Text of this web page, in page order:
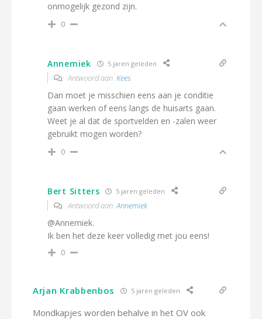
onmogelijk gezond zijn.
0
Annemiek 5 jaren geleden
Antwoord aan Kees
Dan moet je misschien eens aan je conditie
gaan werken of eens langs de huisarts gaan.
Weet je al dat de sportvelden en -zalen weer
gebruikt mogen worden?
0
Bert Sitters 5 jaren geleden
Antwoord aanAnnemiek
@Annemiek.
Ik ben het deze keer volledig met jou eens!
0
Arjan Krabbenbos 5 jaren geleden
Mondkapjes worden behalve in het OV ook